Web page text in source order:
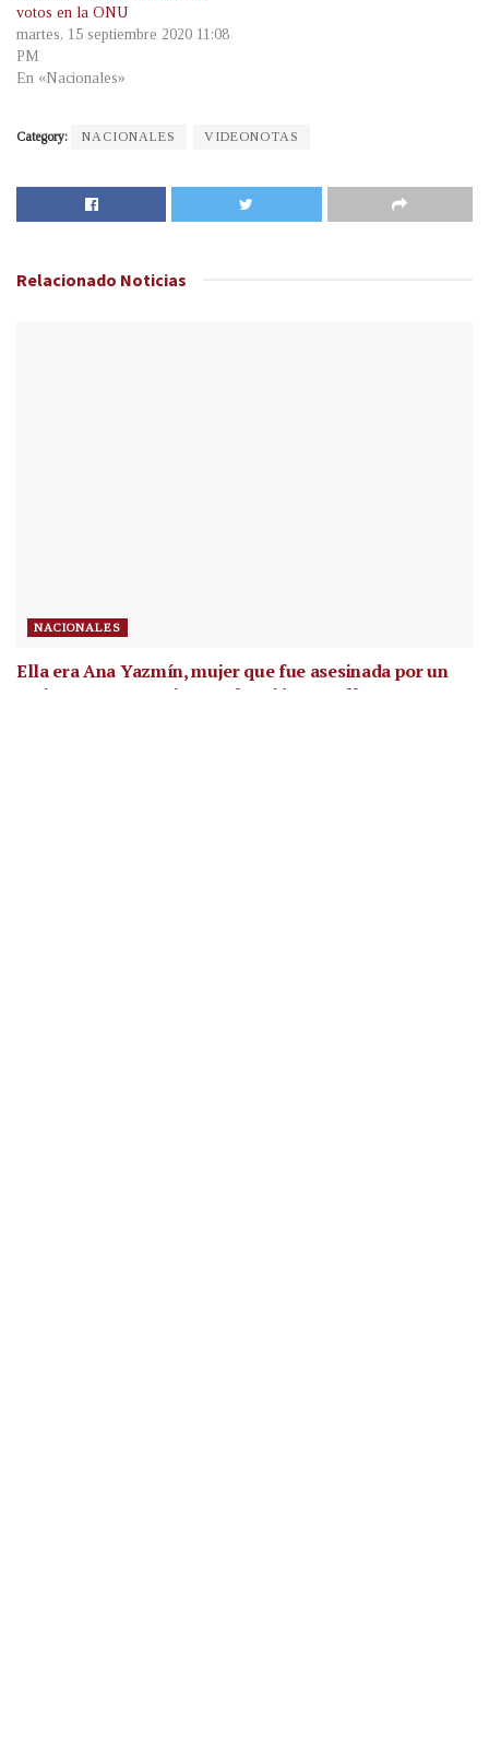
votos en la ONU
martes, 15 septiembre 2020 11:08
PM
En «Nacionales»
Category: NACIONALES VIDEONOTAS
Relacionado Noticias
NACIONALES
Ella era Ana Yazmín, mujer que fue asesinada por un
vecino que mantenía una obsesión con ella